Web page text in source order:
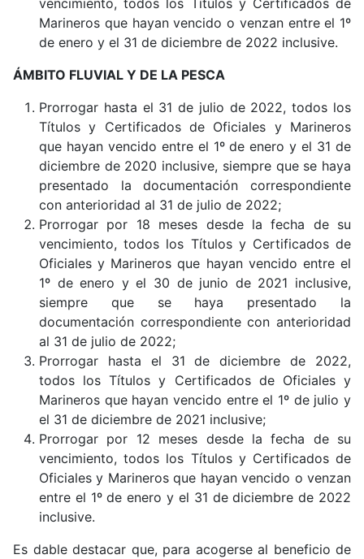
Marineros que hayan vencido o venzan entre el 1º
de enero y el 31 de diciembre de 2022 inclusive.
ÁMBITO FLUVIAL Y DE LA PESCA
Prorrogar hasta el 31 de julio de 2022, todos los
Títulos y Certificados de Oficiales y Marineros
que hayan vencido entre el 1º de enero y el 31 de
diciembre de 2020 inclusive, siempre que se haya
presentado la documentación correspondiente
con anterioridad al 31 de julio de 2022;
Prorrogar por 18 meses desde la fecha de su
vencimiento, todos los Títulos y Certificados de
Oficiales y Marineros que hayan vencido entre el
1º de enero y el 30 de junio de 2021 inclusive,
siempre que se haya presentado la
documentación correspondiente con anterioridad
al 31 de julio de 2022;
Prorrogar hasta el 31 de diciembre de 2022,
todos los Títulos y Certificados de Oficiales y
Marineros que hayan vencido entre el 1º de julio y
el 31 de diciembre de 2021 inclusive;
Prorrogar por 12 meses desde la fecha de su
vencimiento, todos los Títulos y Certificados de
Oficiales y Marineros que hayan vencido o venzan
entre el 1º de enero y el 31 de diciembre de 2022
inclusive.
Es dable destacar que, para acogerse al beneficio de